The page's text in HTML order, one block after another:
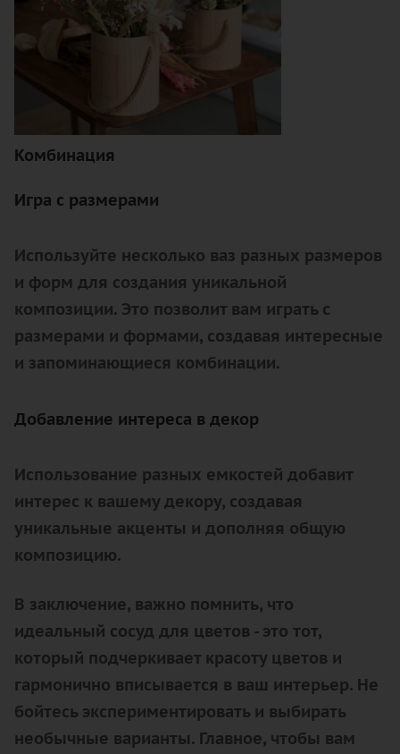
Комбинация
Игра с размерами
Используйте несколько ваз разных размеров
и форм для создания уникальной
композиции. Это позволит вам играть с
размерами и формами, создавая интересные
и запоминающиеся комбинации.
Добавление интереса в декор
Использование разных емкостей добавит
интерес к вашему декору, создавая
уникальные акценты и дополняя общую
композицию.
В заключение, важно помнить, что
идеальный сосуд для цветов - это тот,
который подчеркивает красоту цветов и
гармонично вписывается в ваш интерьер. Не
бойтесь экспериментировать и выбирать
необычные варианты. Главное, чтобы вам